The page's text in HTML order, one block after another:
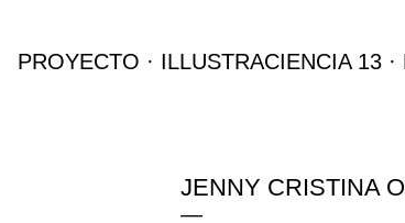
PROYECTO ILLUSTRACIENCIA 13
JENNY CRISTINA